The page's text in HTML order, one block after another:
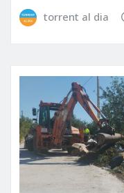
torrent al dia